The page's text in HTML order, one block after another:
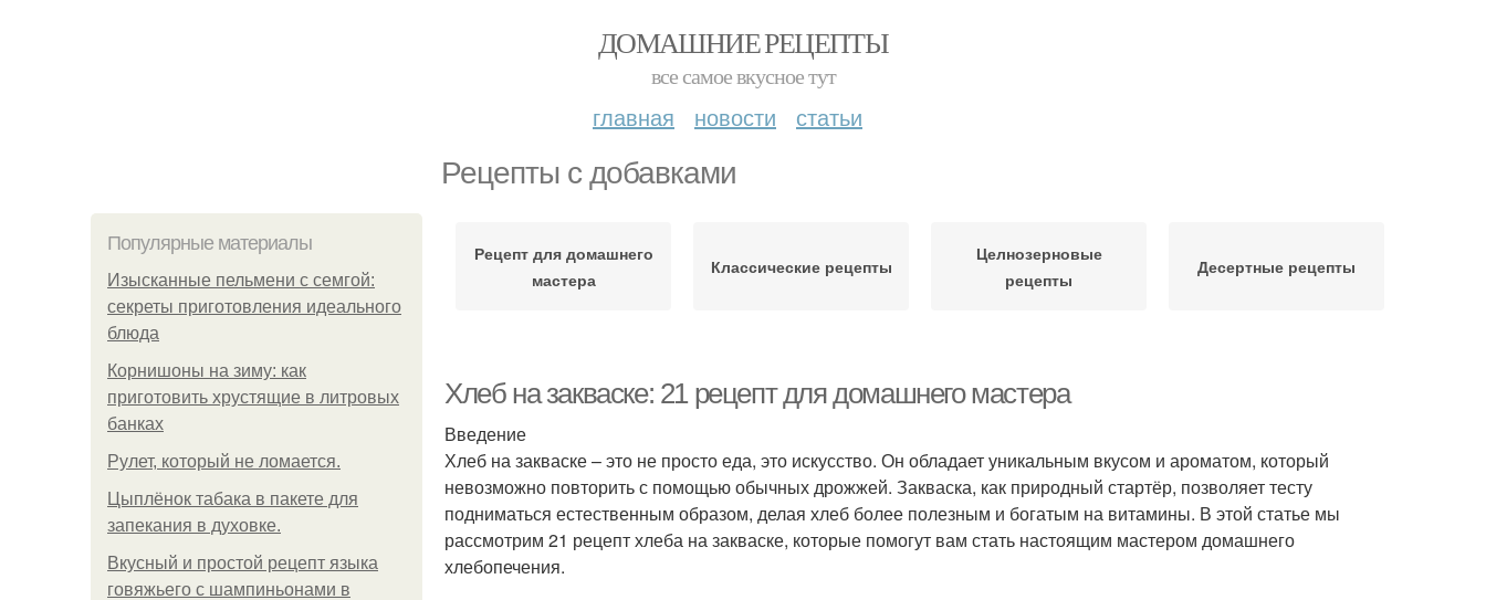
ДОМАШНИЕ РЕЦЕПТЫ
все самое вкусное тут
главная новости статьи
Рецепты с добавками
Популярные материалы
Изысканные пельмени с семгой:
секреты приготовления идеального
блюда
Корнишоны на зиму: как
приготовить хрустящие в литровых
банках
Рулет, который не ломается.
Цыплёнок табака в пакете для
запекания в духовке.
Вкусный и простой рецепт языка
говяжьего с шампиньонами в
Рецепт для домашнего
мастера
Классические рецепты
Целнозерновые
рецепты
Десертные рецепты
Хлеб на закваске: 21 рецепт для домашнего мастера
Введение
Хлеб на закваске – это не просто еда, это искусство. Он обладает уникальным вкусом и ароматом, который
невозможно повторить с помощью обычных дрожжей. Закваска, как природный стартёр, позволяет тесту
подниматься естественным образом, делая хлеб более полезным и богатым на витамины. В этой статье мы
рассмотрим 21 рецепт хлеба на закваске, которые помогут вам стать настоящим мастером домашнего
хлебопечения.